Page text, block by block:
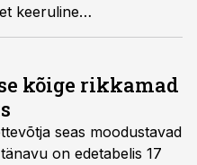
keeruline
tugevalt
selgus rõiva- ja
kõige rikkamad
seas moodustavad
on edetabelis 17